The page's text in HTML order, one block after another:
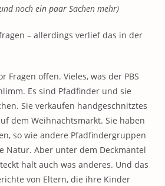
noch ein paar Sachen mehr)
– allerdings verlief das in der
Fragen offen. Vieles, was der PBS
Es sind Pfadfinder und sie
Sie verkaufen handgeschnitztes
dem Weihnachtsmarkt. Sie haben
so wie andere Pfadfindergruppen
Natur. Aber unter dem Deckmantel
halt auch was anderes. Und das
von Eltern, die ihre Kinder